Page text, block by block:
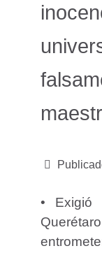
• Exigió